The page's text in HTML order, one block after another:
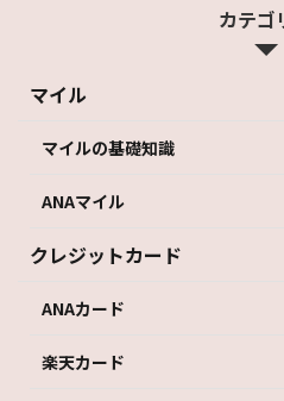
カテゴ
マイル
マイルの基礎知識
ANAマイル
クレジットカード
ANAカード
楽天カード